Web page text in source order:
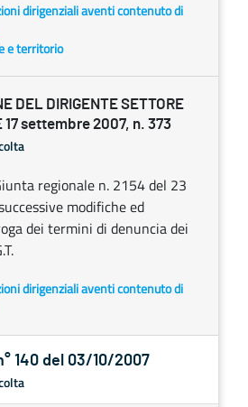
dirigenziali aventi contenuto di
e territorio
DEL DIRIGENTE SETTORE
17 settembre 2007, n. 373
regionale n. 2154 del 23
modifiche ed
dei termini di denuncia dei
dirigenziali aventi contenuto di
140 del 03/10/2007